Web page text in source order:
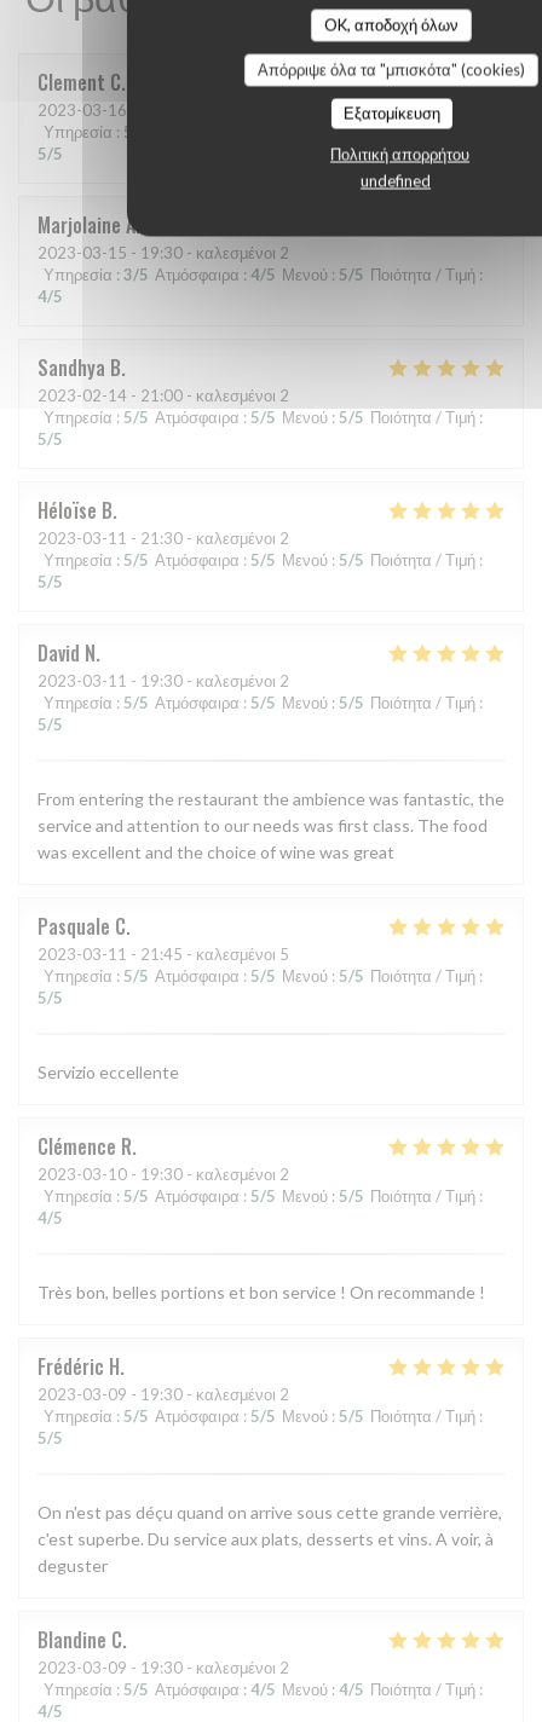
OK, αποδοχή όλων
Απόρριψε όλα τα "μπισκότα" (cookies)
Εξατομίκευση
Πολιτική απορρήτου
undefined
Clement C
2023-03-16
Υπηρεσία : 5 :5/5 Ποιότητα / Τιμή
5/5
Marjolaine A
2023-03-15 - 19:30 - καλεσμένοι 2
Υπηρεσία : 3/5 Ατμόσφαιρα : 4/5 Μενού : 5/5 Ποιότητα / Τιμή :
4/5
Sandhya B
2023-02-14 - 21:00 - καλεσμένοι 2
Υπηρεσία : 5/5 Ατμόσφαιρα : 5/5 Μενού : 5/5 Ποιότητα / Τιμή :
5/5
Héloïse B
2023-03-11 - 21:30 - καλεσμένοι 2
Υπηρεσία : 5/5 Ατμόσφαιρα : 5/5 Μενού : 5/5 Ποιότητα / Τιμή :
5/5
David N
2023-03-11 - 19:30 - καλεσμένοι 2
Υπηρεσία : 5/5 Ατμόσφαιρα : 5/5 Μενού : 5/5 Ποιότητα / Τιμή :
5/5
From entering the restaurant the ambience was fantastic, the
service and attention to our needs was first class. The food
was excellent and the choice of wine was great
Pasquale C
2023-03-11 - 21:45 - καλεσμένοι 5
Υπηρεσία : 5/5 Ατμόσφαιρα : 5/5 Μενού : 5/5 Ποιότητα / Τιμή :
5/5
Servizio eccellente
Clémence R
2023-03-10 - 19:30 - καλεσμένοι 2
Υπηρεσία : 5/5 Ατμόσφαιρα : 5/5 Μενού : 5/5 Ποιότητα / Τιμή :
4/5
Très bon, belles portions et bon service ! On recommande !
Frédéric H
2023-03-09 - 19:30 - καλεσμένοι 2
Υπηρεσία : 5/5 Ατμόσφαιρα : 5/5 Μενού : 5/5 Ποιότητα / Τιμή :
5/5
On n'est pas déçu quand on arrive sous cette grande verrière,
c'est superbe. Du service aux plats, desserts et vins. A voir, à
deguster
Blandine C
2023-03-09 - 19:30 - καλεσμένοι 2
Υπηρεσία : 5/5 Ατμόσφαιρα : 4/5 Μενού : 4/5 Ποιότητα / Τιμή :
4/5